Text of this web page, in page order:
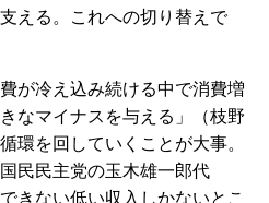
える。これへの切り替えで
が冷え込み続ける中で消費増
なマイナスを与える」（枝野
環を回していくことが大事。
民民主党の玉木雄一郎代
きない低い収入しかないとこ